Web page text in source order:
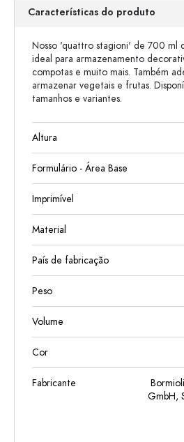
Características do produto
Nosso 'quattro stagioni' de 700 ml
ideal para armazenamento
compotas e muito mais. Também
armazenar vegetais e frutas.
tamanhos e variantes.
Altura
Formulário - Área Base
Imprimível
Material
País de fabricação
Peso
Volume
Cor
Fabricante
GmbH,